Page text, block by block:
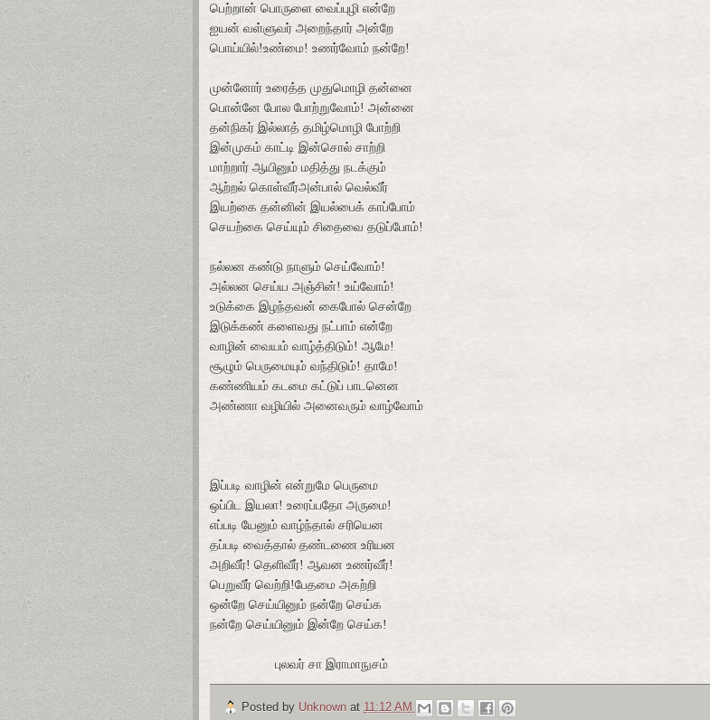
பெற்றான் பொருளை வைப்புழி என்றே
ஐயன் வள்ளுவர் அறைந்தார் அன்றே
பொய்யில்!உண்மை! உணர்வோம் நன்றே!
முன்னோர் உரைத்த முதுமொழி தன்னை
பொன்னே போல போற்றுவோம்! அன்னை
தன்நிகர் இல்லாத் தமிழ்மொழி போற்றி
இன்முகம் காட்டி இன்சொல் சாற்றி
மாற்றார் ஆயினும் மதித்து நடக்கும்
ஆற்றல் கொள்வீர்அன்பால் வெல்வீர்
இயற்கை தன்னின் இயல்பைக் காப்போம்
செயற்கை செய்யும் சிதைவை தடுப்போம்!
நல்லன கண்டு நாளும் செய்வோம்!
அல்லன செய்ய அஞ்சின்! உய்வோம்!
உடுக்கை இழந்தவன் கைபோல் சென்றே
இடுக்கண் களைவது நட்பாம் என்றே
வாழின் வையம் வாழ்த்திடும்! ஆமே!
சூழும் பெருமையும் வந்திடும்! தாமே!
கண்ணியம் கடமை கட்டுப் பாடனென
அண்ணா வழியில் அனைவரும் வாழ்வோம்
இப்படி வாழின் என்றுமே பெருமை
ஒப்பிட இயலா! உரைப்பதோ அருமை!
எப்படி யேனும் வாழ்ந்தால் சரியென
தப்படி வைத்தால் தண்டணை உரியன
அறிவீர்! தெளிவீர்! ஆவன உணர்வீர்!
பெறுவீர் வெற்றி!பேதமை அகற்றி
ஒன்றே செய்யினும் நன்றே செய்க
நன்றே செய்யினும் இன்றே செய்க!
புலவர் சா இராமாநுசம்
Posted by Unknown at 11:12 AM